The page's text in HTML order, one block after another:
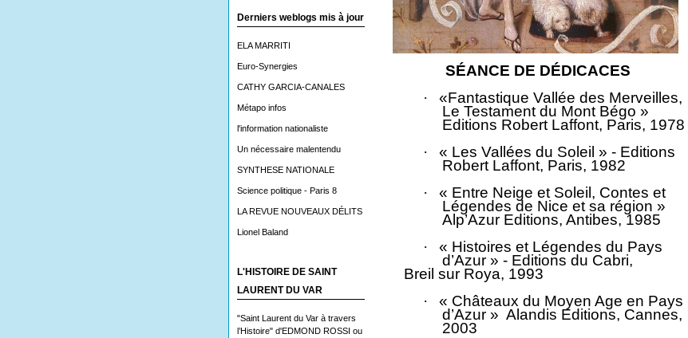
Derniers weblogs mis à jour
ELA MARRITI
Euro-Synergies
CATHY GARCIA-CANALES
Métapo infos
l'information nationaliste
Un nécessaire malentendu
SYNTHESE NATIONALE
Science politique - Paris 8
LA REVUE NOUVEAUX DÉLITS
Lionel Baland
L'HISTOIRE DE SAINT
LAURENT DU VAR
"Saint Laurent du Var à travers
l’Histoire" d'EDMOND ROSSI ou
SÉANCE DE DÉDICACES
·
«Fantastique Vallée des Merveilles,
Le Testament du Mont Bégo »
Editions Robert Laffont, Paris, 1978
·
« Les Vallées du Soleil » - Editions
Robert Laffont, Paris, 1982
·
« Entre Neige et Soleil, Contes et
Légendes de Nice et sa région »
Alp’Azur Editions, Antibes, 1985
·
« Histoires et Légendes du Pays
d’Azur » - Editions du Cabri,
Breil sur Roya, 1993
·
« Châteaux du Moyen Age en Pays
d’Azur » Alandis Editions, Cannes,
2003